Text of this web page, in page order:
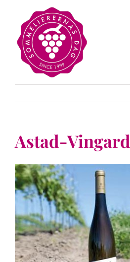
innehållet
Astad-Vingard